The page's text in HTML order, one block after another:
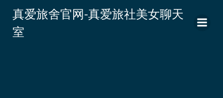
转
真爱旅舍官网-真爱旅社美女聊天
室